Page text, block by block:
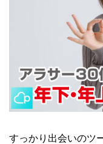
すっかり出会いのツ